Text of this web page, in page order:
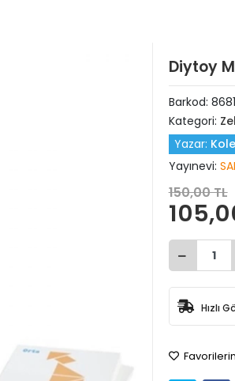
Diytoy
Barkod:
Kategori:
Yazar:
Yayınevi:
150,00 TL
Hızlı